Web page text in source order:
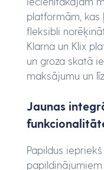
platformām,
fleksibli
Klarna un Klix
un groza skatā
maksājumu un
Jaunas
Papildus